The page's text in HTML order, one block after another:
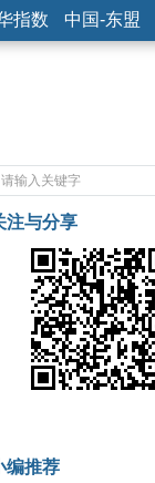
指数 中国-东盟
注与分享
编推荐